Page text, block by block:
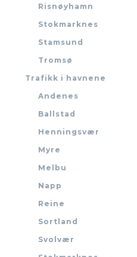
Risnøyhamn
Stokmarknes
Stamsund
Tromsø
Trafikk i havnene
Andenes
Ballstad
Henningsvær
Myre
Melbu
Napp
Reine
Sortland
Svolvær